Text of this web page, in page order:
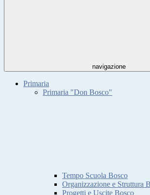
navigazione
Primaria
Primaria "Don Bosco"
Tempo Scuola Bosco
Organizzazione e Struttura
Progetti e Uscite Bosco